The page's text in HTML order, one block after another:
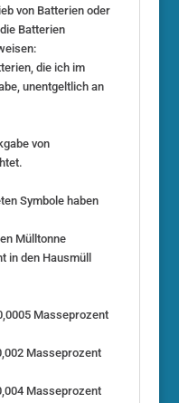
von Batterien oder
Batterien
die ich im
unentgeltlich an
von
Symbole haben
Mülltonne
in den Hausmüll
Masseprozent
Masseprozent
Masseprozent